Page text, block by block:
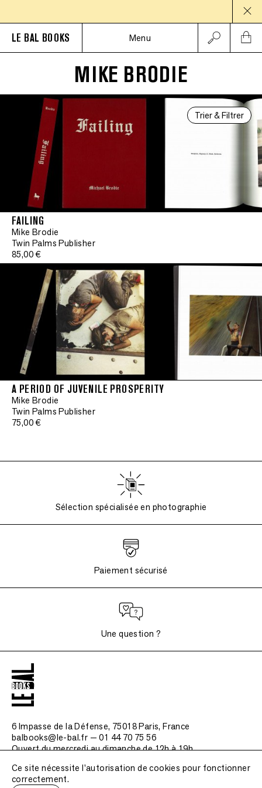
LE BAL BOOKS Menu
MIKE BRODIE
Trier & Filtrer
FAILING
Mike Brodie
Twin Palms Publisher
85,00 €
A PERIOD OF JUVENILE PROSPERITY
Mike Brodie
Twin Palms Publisher
75,00 €
Sélection spécialisée en photographie
Paiement sécurisé
Une question ?
6 Impasse de la Défense, 75018 Paris, France
balbooks@le-bal.fr — 01 44 70 75 56
Ouvert du mercredi au dimanche de 12h à 19h
Questions fréquemment posées
Mentions légales / Crédits
Ce site nécessite l'autorisation de cookies pour fonctionner
correctement.